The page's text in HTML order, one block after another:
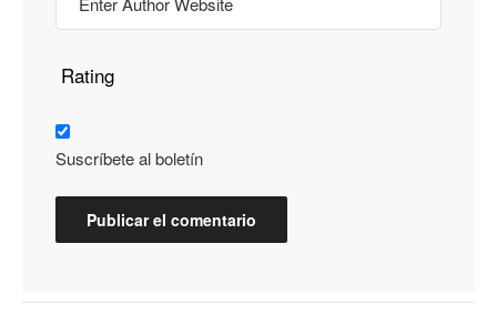
Rating
Suscríbete al boletín